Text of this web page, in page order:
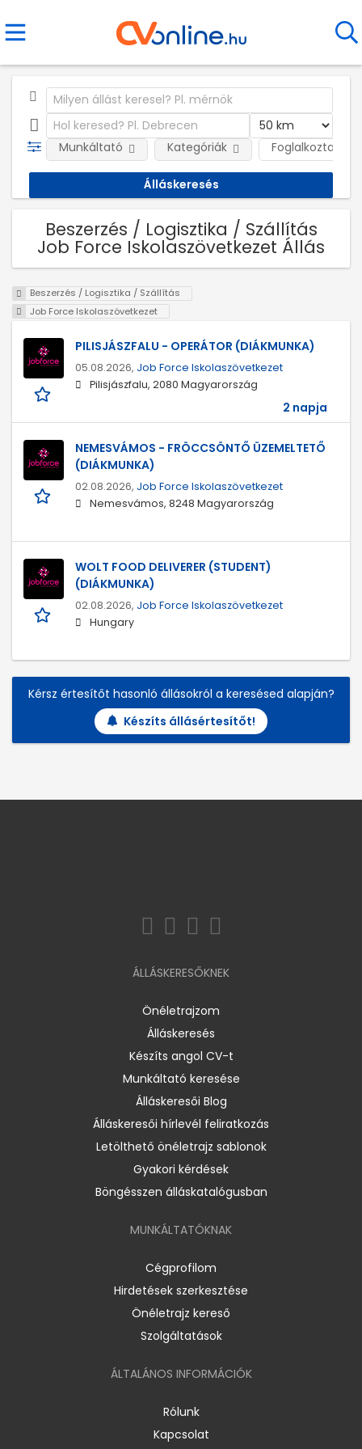
Foglalkoztatás
Munkáltató Kategóriák
Beszerzés / Logisztika / Szállítás
Job Force Iskolaszövetkezet Állás
Beszerzés / Logisztika / Szállítás
Job Force Iskolaszövetkezet
PILISJÁSZFALU - OPERÁTOR (DIÁKMUNKA)
05.08.2026, Job Force Iskolaszövetkezet
Pilisjászfalu, 2080 Magyarország
2 napja
NEMESVÁMOS - FRÖCCSÖNTŐ ÜZEMELTETŐ
(DIÁKMUNKA)
02.08.2026, Job Force Iskolaszövetkezet
Nemesvámos, 8248 Magyarország
WOLT FOOD DELIVERER (STUDENT)
(DIÁKMUNKA)
02.08.2026, Job Force Iskolaszövetkezet
Hungary
Kérsz értesítőt hasonló állásokról a keresésed alapján?
Készíts állásértesítőt!
ÁLLÁSKERESŐKNEK
Önéletrajzom
Álláskeresés
Készíts angol CV-t
Munkáltató keresése
Álláskeresői Blog
Álláskeresői hírlevél feliratkozás
Letölthető önéletrajz sablonok
Gyakori kérdések
Böngésszen álláskatalógusban
MUNKÁLTATÓKNAK
Cégprofilom
Hirdetések szerkesztése
Önéletrajz kereső
Szolgáltatások
ÁLTALÁNOS INFORMÁCIÓK
Rólunk
Kapcsolat